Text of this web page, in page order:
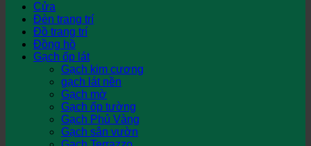
Cửa
Đèn trang trí
Đồ trang trí
Đồng hồ
Gạch ốp lát
Gạch kim cương
gạch lát nền
Gạch mờ
Gạch ốp tường
Gạch Phủ Vàng
Gạch sân vườn